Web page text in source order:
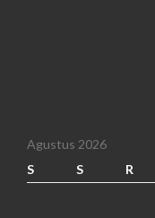
Agustus 2026
S
S R